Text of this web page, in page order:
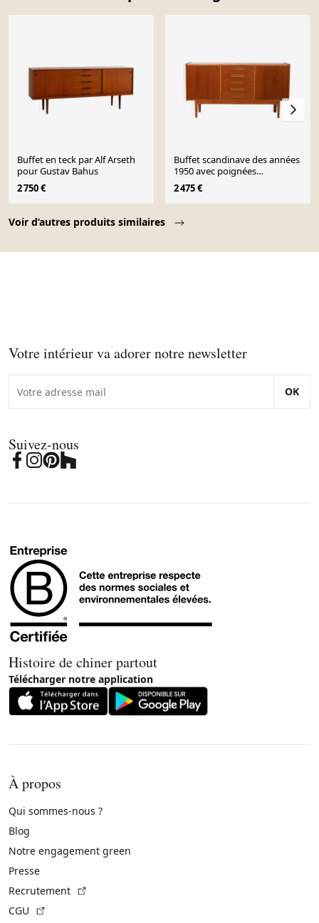
Voir d’autres produits similaires
Buffet en teck par Alf Arseth
pour Gustav Bahus
2 750 €
Buffet scandinave des années
1950 avec poignées
incrustées.
2 475 €
Votre intérieur va adorer notre newsletter
OK
Suivez-nous
Histoire de chiner partout
Télécharger notre application
À propos
Qui sommes-nous ?
Blog
Notre engagement green
Presse
Recrutement
CGU